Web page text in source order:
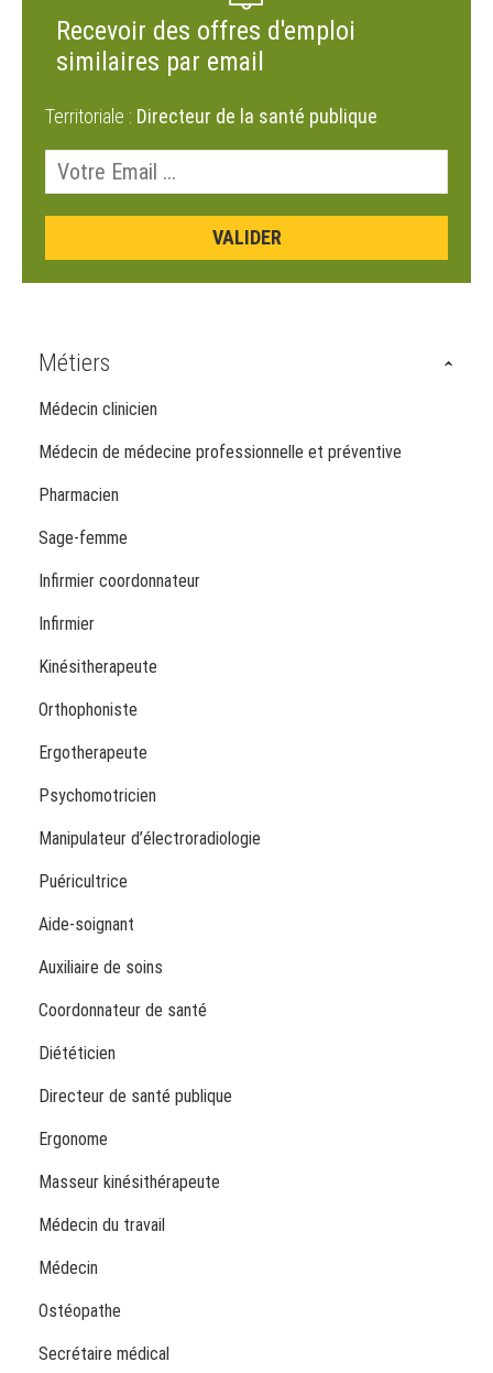
Recevoir des offres d'emploi
similaires par email
Territoriale : Directeur de la santé publique
Métiers
Médecin clinicien
Médecin de médecine professionnelle et préventive
Pharmacien
Sage-femme
Infirmier coordonnateur
Infirmier
Kinésitherapeute
Orthophoniste
Ergotherapeute
Psychomotricien
Manipulateur d’électroradiologie
Puéricultrice
Aide-soignant
Auxiliaire de soins
Coordonnateur de santé
Diététicien
Directeur de santé publique
Ergonome
Masseur kinésithérapeute
Médecin du travail
Médecin
Ostéopathe
Secrétaire médical